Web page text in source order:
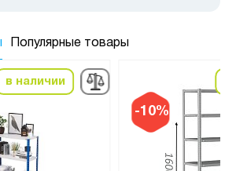
Популярные товары
в наличии
-10%